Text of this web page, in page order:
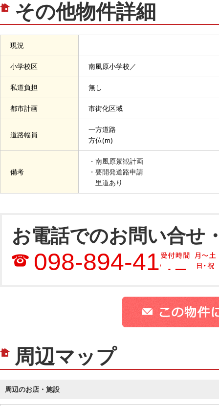
その他物件詳細
現況
小学校区 南風原小学校／
私道負担 無し
都市計画 市街化区域
道路幅員
一方道路
方位(m)
備考
・南風原景観計画
・要開発道路申請
里道あり
お電話でのお問い合せ
098-894-4141
周辺マップ
周辺のお店・施設